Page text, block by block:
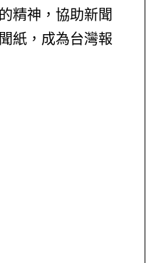
精神，協助新聞
紙，成為台灣報